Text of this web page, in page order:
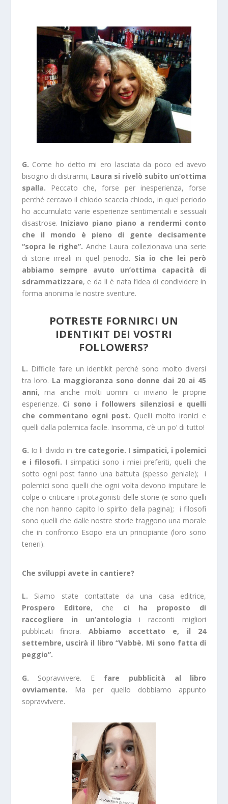
G. Come ho detto mi ero lasciata da poco ed avevo
bisogno di distrarmi, Laura si rivelò subito un’ottima
spalla. Peccato che, forse per inesperienza, forse
perché cercavo il chiodo scaccia chiodo, in quel periodo
ho accumulato varie esperienze sentimentali e sessuali
disastrose. Iniziavo piano piano a rendermi conto
che il mondo è pieno di gente decisamente
“sopra le righe”. Anche Laura collezionava una serie
di storie irreali in quel periodo. Sia io che lei però
abbiamo sempre avuto un’ottima capacità di
sdrammatizzare, e da lì è nata l’idea di condividere in
forma anonima le nostre sventure.
POTRESTE FORNIRCI UN
IDENTIKIT DEI VOSTRI
FOLLOWERS?
L. Difficile fare un identikit perché sono molto diversi
tra loro. La maggioranza sono donne dai 20 ai 45
anni, ma anche molti uomini ci inviano le proprie
esperienze. Ci sono i followers silenziosi e quelli
che commentano ogni post. Quelli molto ironici e
quelli dalla polemica facile. Insomma, c’è un po’ di tutto!
G. Io li divido in tre categorie. I simpatici, i polemici
e i filosofi. I simpatici sono i miei preferiti, quelli che
sotto ogni post fanno una battuta (spesso geniale); i
polemici sono quelli che ogni volta devono imputare le
colpe o criticare i protagonisti delle storie (e sono quelli
che non hanno capito lo spirito della pagina); i filosofi
sono quelli che dalle nostre storie traggono una morale
che in confronto Esopo era un principiante (loro sono
teneri).
Che sviluppi avete in cantiere?
L. Siamo state contattate da una casa editrice,
Prospero Editore, che ci ha proposto di
raccogliere in un’antologia i racconti migliori
pubblicati finora. Abbiamo accettato e, il 24
settembre, uscirà il libro “Vabbè. Mi sono fatta di
peggio”.
G. Sopravvivere. E fare pubblicità al libro
ovviamente. Ma per quello dobbiamo appunto
sopravvivere.